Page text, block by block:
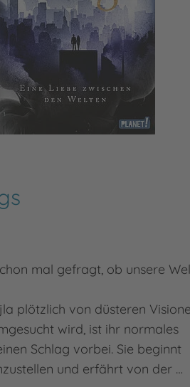
mal gefragt, ob unsere
plötzlich von düsteren
wird, ist ihr normales
Schlag vorbei. Sie beginnt
und erfährt von der …